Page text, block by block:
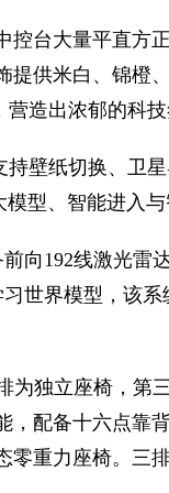
控台大量平直方
提供米白、锦橙
营造出浓郁的科
壁纸切换、卫
型、智能进入
向192线激光
世界模型，该
为独立座椅，第
，配备十六点靠
零重力座椅。三